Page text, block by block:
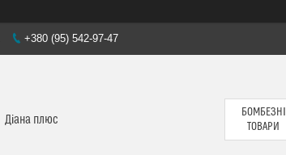
+380 (95) 542-97-47
Діана плюс
БОМБЕЗНІ
ТОВАРИ